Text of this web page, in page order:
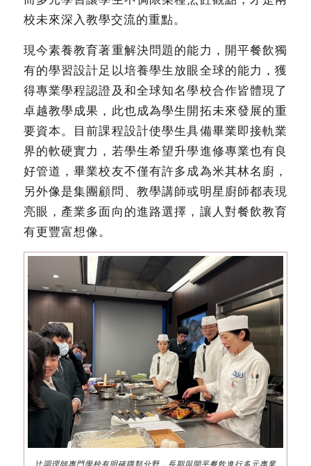
校未來深入教學交流的重點。
現今素養教育著重解決問題的能力，開平餐飲獨
有的學習設計足以培養學生放眼全球的能力，獲
得專業學程認證及和全球知名學校合作皆體現了
卓越教學成果，此也成為學生開拓未來發展的重
要資本。目前課程設計使學生具備畢業即接軌業
界的軟硬實力，若學生希望升學進修專業也有良
好管道，畢業校友不僅有許多成為米其林名廚，
另外像是集團顧問、教學講師或明星廚師都表現
亮眼，產業多面向的進路選擇，讓人對餐飲教育
有更豐富想像。
辻調理師專門學校有明確職類分野，長期與開平餐飲進行多元專業